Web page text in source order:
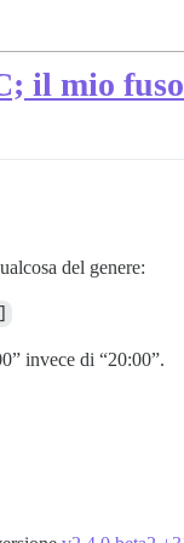
il mio
del genere:
invece di “20:00”.